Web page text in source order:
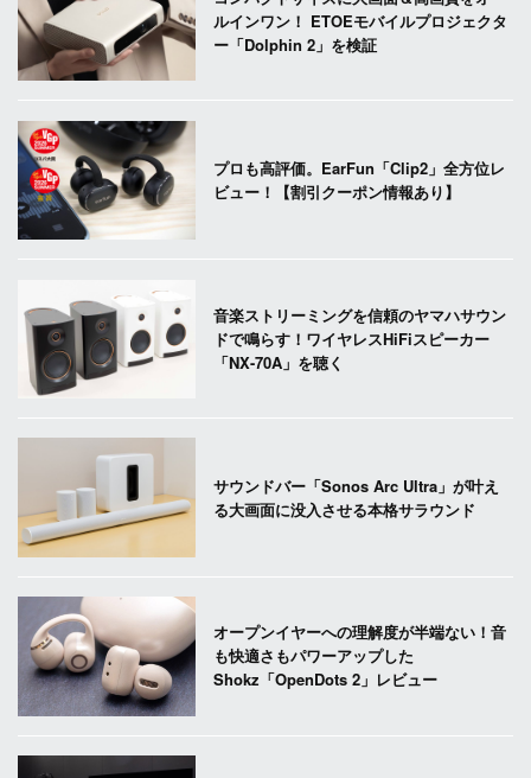
ルインワン！ ETOEモバイルプロジェクタ
ー「Dolphin 2」を検証
プロも高評価。EarFun「Clip2」全方位レ
ビュー！【割引クーポン情報あり】
音楽ストリーミングを信頼のヤマハサウン
ドで鳴らす！ワイヤレスHiFiスピーカー
「NX-70A」を聴く
サウンドバー「Sonos Arc Ultra」が叶え
る大画面に没入させる本格サラウンド
オープンイヤーへの理解度が半端ない！音
も快適さもパワーアップした
Shokz「OpenDots 2」レビュー